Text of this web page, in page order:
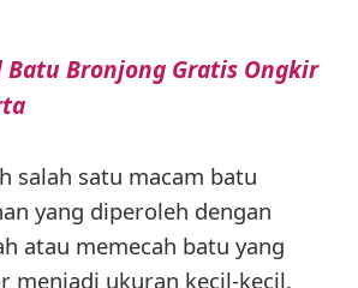
Batu Bronjong Gratis Ongkir
salah satu macam batu
yang diperoleh dengan
atau memecah batu yang
menjadi ukuran kecil-kecil.